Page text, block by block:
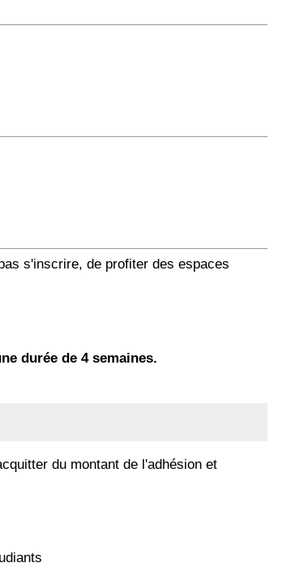
s'inscrire, de profiter des espaces
durée de 4 semaines.
du montant de l'adhésion et